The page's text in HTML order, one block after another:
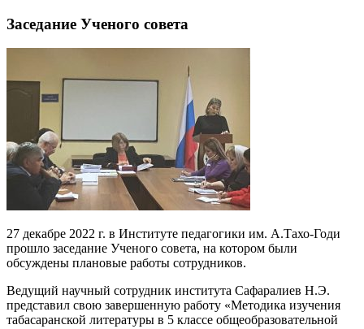
Заседание Ученого совета
27 декабре 2022 г. в Институте педагогики им. А.Тахо-Годи
прошло заседание Ученого совета, на котором были
обсуждены плановые работы сотрудников.
Ведущий научный сотрудник института Сафаралиев Н.Э.
представил свою завершенную работу «Методика изучения
табасаранской литературы в 5 классе общеобразовательной